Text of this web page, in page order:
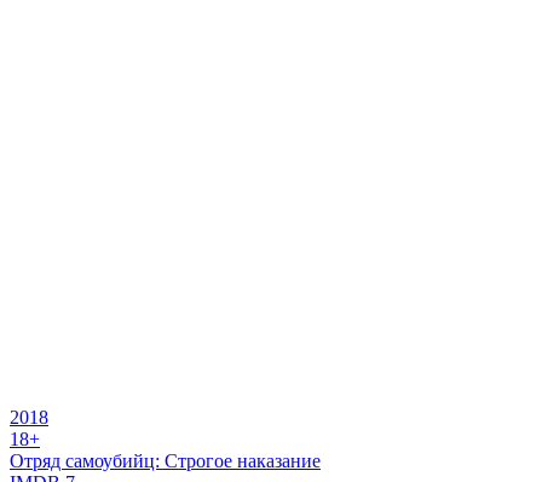
2018
18+
Отряд самоубийц: Строгое наказание